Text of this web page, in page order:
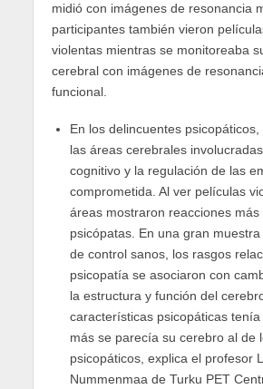
midió con imágenes de resonancia
participantes también vieron
violentas mientras se monitoreaba
cerebral con imágenes de
funcional.
En los delincuentes
las áreas cerebrales
cognitivo y la regulación de las
comprometida. Al ver películas
áreas mostraron reacciones más
psicópatas. En una gran
de control sanos, los rasgos
psicopatía se asociaron con
la estructura y función del
características psicopáticas tenía
más se parecía su cerebro al de
psicopáticos, explica el profesor
Nummenmaa de Turku PET